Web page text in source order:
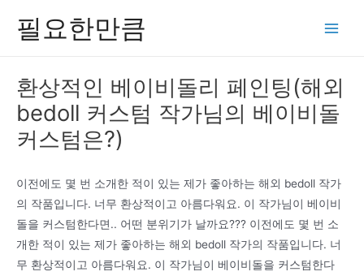
필요한만큼
환상적인 베이비돌리 페인팅(해외
bedoll 커스텀 작가님의 베이비돌
커스텀은?)
이전에도 몇 번 소개한 적이 있는 제가 좋아하는 해외 bedoll 작가
의 작품입니다. 너무 환상적이고 아름다워요. 이 작가님이 베이비
돌을 커스텀한다면.. 어떤 분위기가 날까요??? 이전에도 몇 번 소
개한 적이 있는 제가 좋아하는 해외 bedoll 작가의 작품입니다. 너
무 환상적이고 아름다워요. 이 작가님이 베이비돌을 커스텀한다